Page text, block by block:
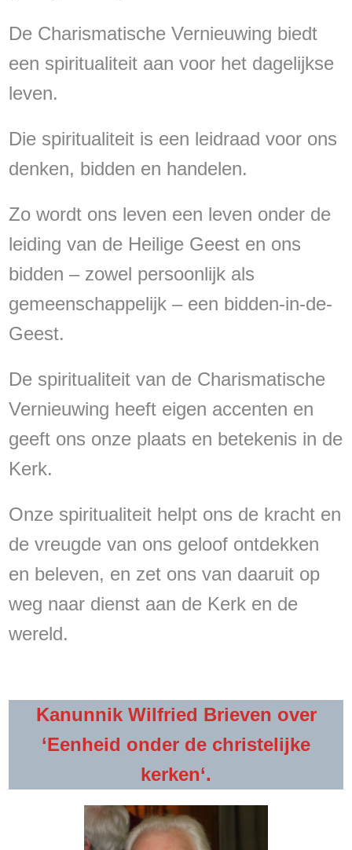
De Charismatische Vernieuwing biedt
een spiritualiteit aan voor het dagelijkse
leven.
Die spiritualiteit is een leidraad voor ons
denken, bidden en handelen.
Zo wordt ons leven een leven onder de
leiding van de Heilige Geest en ons
bidden – zowel persoonlijk als
gemeenschappelijk – een bidden-in-de-
Geest.
De spiritualiteit van de Charismatische
Vernieuwing heeft eigen accenten en
geeft ons onze plaats en betekenis in de
Kerk.
Onze spiritualiteit helpt ons de kracht en
de vreugde van ons geloof ontdekken
en beleven, en zet ons van daaruit op
weg naar dienst aan de Kerk en de
wereld.
Kanunnik Wilfried Brieven over
‘Eenheid onder de christelijke
kerken‘.